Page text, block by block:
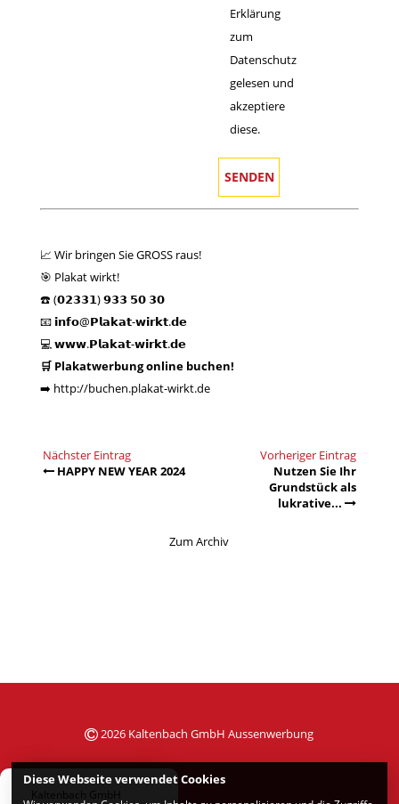
Erklärung
zum
Datenschutz
gelesen und
akzeptiere
diese.
📈 Wir bringen Sie GROSS raus!
🎯 Plakat wirkt!
☎️ (𝟬𝟮𝟯𝟯𝟭) 𝟵𝟯𝟯 𝟱𝟬 𝟯𝟬
📧 𝗶𝗻𝗳𝗼@𝗣𝗹𝗮𝗸𝗮𝘁-𝘄𝗶𝗿𝗸𝘁.𝗱𝗲
💻𝘄𝘄𝘄.𝗣𝗹𝗮𝗸𝗮𝘁-𝘄𝗶𝗿𝗸𝘁.𝗱𝗲
🛒 Plakatwerbung online buchen!
➡️ http://buchen.plakat-wirkt.de
Nächster Eintrag
HAPPY NEW YEAR 2024
Vorheriger Eintrag
Nutzen Sie Ihr
Grundstück als
lukrative...
Zum Archiv
2026 Kaltenbach GmbH Aussenwerbung
Kaltenbach GmbH
Diese Webseite verwendet Cookies